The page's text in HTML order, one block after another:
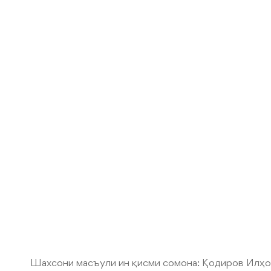
Шахсони масъули ин қисми сомона: Қодиров